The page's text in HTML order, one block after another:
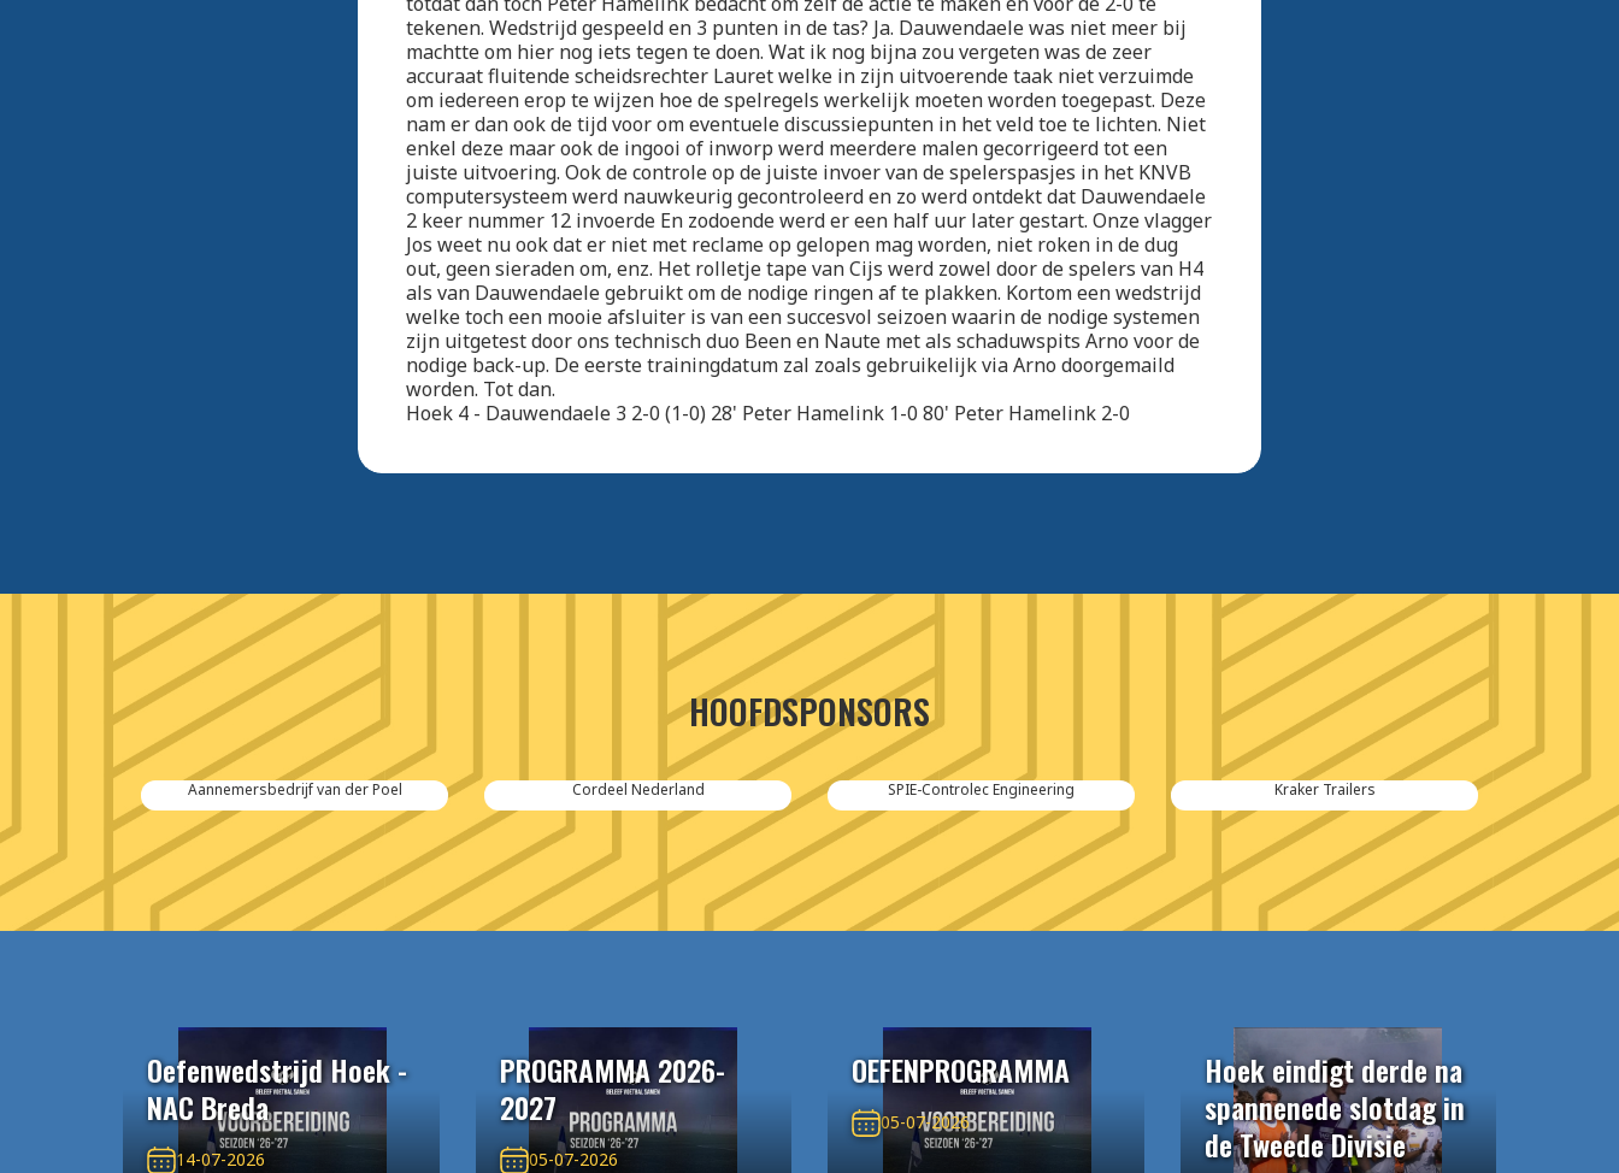
tekenen. Wedstrijd gespeeld en 3 punten in de tas? Ja. Dauwendaele was niet meer bij
machtte om hier nog iets tegen te doen. Wat ik nog bijna zou vergeten was de zeer
accuraat fluitende scheidsrechter Lauret welke in zijn uitvoerende taak niet verzuimde
om iedereen erop te wijzen hoe de spelregels werkelijk moeten worden toegepast. Deze
nam er dan ook de tijd voor om eventuele discussiepunten in het veld toe te lichten. Niet
enkel deze maar ook de ingooi of inworp werd meerdere malen gecorrigeerd tot een
juiste uitvoering. Ook de controle op de juiste invoer van de spelerspasjes in het KNVB
computersysteem werd nauwkeurig gecontroleerd en zo werd ontdekt dat Dauwendaele
2 keer nummer 12 invoerde En zodoende werd er een half uur later gestart. Onze vlagger
Jos weet nu ook dat er niet met reclame op gelopen mag worden, niet roken in de dug
out, geen sieraden om, enz. Het rolletje tape van Cijs werd zowel door de spelers van H4
als van Dauwendaele gebruikt om de nodige ringen af te plakken. Kortom een wedstrijd
welke toch een mooie afsluiter is van een succesvol seizoen waarin de nodige systemen
zijn uitgetest door ons technisch duo Been en Naute met als schaduwspits Arno voor de
nodige back-up. De eerste trainingdatum zal zoals gebruikelijk via Arno doorgemaild
worden. Tot dan.
Hoek 4 - Dauwendaele 3 2-0 (1-0) 28' Peter Hamelink 1-0 80' Peter Hamelink 2-0
HOOFDSPONSORS
Aannemersbedrijf van der Poel Cordeel Nederland SPIE-Controlec Engineering Kraker Trailers
Oefenwedstrijd Hoek -
NAC Breda
14-07-2026
PROGRAMMA 2026-
2027
05-07-2026
OEFENPROGRAMMA
05-07-2026
Hoek eindigt derde na
spannenede slotdag in
de Tweede Divisie